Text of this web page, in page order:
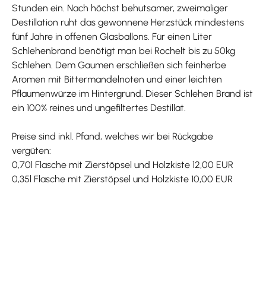
Stunden ein. Nach höchst behutsamer, zweimaliger
Destillation ruht das gewonnene Herzstück mindestens
fünf Jahre in offenen Glasballons. Für einen Liter
Schlehenbrand benötigt man bei Rochelt bis zu 50kg
Schlehen. Dem Gaumen erschließen sich feinherbe
Aromen mit Bittermandelnoten und einer leichten
Pflaumenwürze im Hintergrund. Dieser Schlehen Brand ist
ein 100% reines und ungefiltertes Destillat.
Preise sind inkl. Pfand, welches wir bei Rückgabe
vergüten:
0,70l Flasche mit Zierstöpsel und Holzkiste 12,00 EUR
0,35l Flasche mit Zierstöpsel und Holzkiste 10,00 EUR